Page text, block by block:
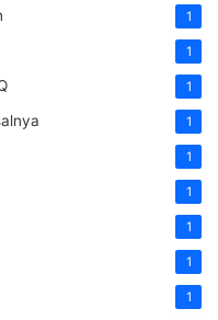
1
1
1
1
1
1
1
1
1